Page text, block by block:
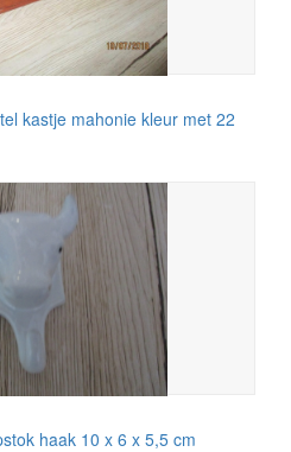
kastje mahonie kleur met 22
haak 10 x 6 x 5,5 cm